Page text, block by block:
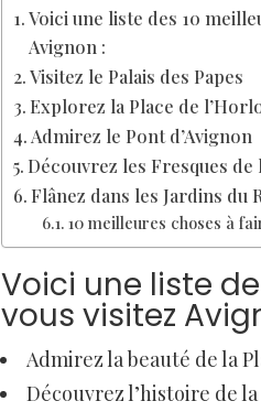
Voici une liste des 10
Avignon :
Visitez le Palais des Papes
Explorez la Place de
Admirez le Pont d’Avignon
Découvrez les Fresques
Flânez dans les Jardins du
10 meilleures choses à
Voici une liste
vous visitez
Admirez la beauté de la
Découvrez l’histoire de